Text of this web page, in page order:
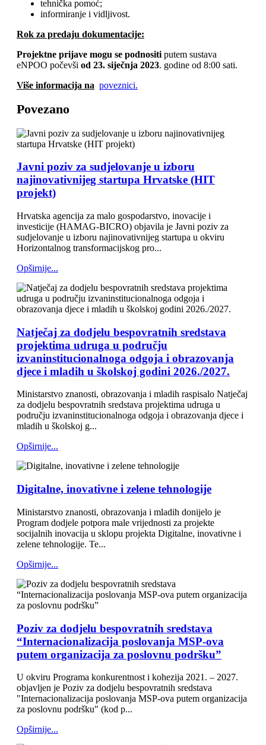
tehnička pomoć;
informiranje i vidljivost.
Rok za predaju dokumentacije:
Projektne prijave mogu se podnositi putem sustava
eNPOO počevši od 23. siječnja 2023. godine od 8:00 sati.
Više informacija na poveznici.
Povezano
Javni poziv za sudjelovanje u izboru
najinovativnijeg startupa Hrvatske (HIT
projekt)
Hrvatska agencija za malo gospodarstvo, inovacije i
investicije (HAMAG-BICRO) objavila je Javni poziv za
sudjelovanje u izboru najinovativnijeg startupa u okviru
Horizontalnog transformacijskog pro...
Opširnije...
Natječaj za dodjelu bespovratnih sredstava
projektima udruga u području
izvaninstitucionalnoga odgoja i obrazovanja
djece i mladih u školskoj godini 2026./2027.
Ministarstvo znanosti, obrazovanja i mladih raspisalo Natječaj
za dodjelu bespovratnih sredstava projektima udruga u
području izvaninstitucionalnoga odgoja i obrazovanja djece i
mladih u školskoj g...
Opširnije...
Digitalne, inovativne i zelene tehnologije
Ministarstvo znanosti, obrazovanja i mladih donijelo je
Program dodjele potpora male vrijednosti za projekte
socijalnih inovacija u sklopu projekta Digitalne, inovativne i
zelene tehnologije. Te...
Opširnije...
Poziv za dodjelu bespovratnih sredstava
“Internacionalizacija poslovanja MSP-ova
putem organizacija za poslovnu podršku”
U okviru Programa konkurentnost i kohezija 2021. – 2027.
objavljen je Poziv za dodjelu bespovratnih sredstava
"Internacionalizacija poslovanja MSP-ova putem organizacija
za poslovnu podršku" (kod p...
Opširnije...